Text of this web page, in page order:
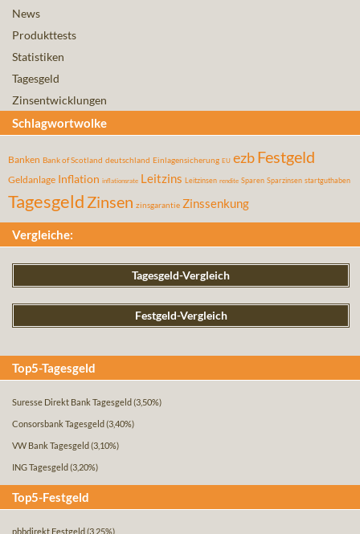
News
Produkttests
Statistiken
Tagesgeld
Zinsentwicklungen
Schlagwortwolke
Banken Bank of Scotland deutschland Einlagensicherung EU ezbFestgeld
Geldanlage Inflation inflationsrate Leitzins Leitzinsen rendite Sparen Sparzinsen startguthaben
Tagesgeld Zinsen zinsgarantie Zinssenkung
Vergleiche:
Tagesgeld-Vergleich
Festgeld-Vergleich
Top5-Tagesgeld
Suresse Direkt Bank Tagesgeld (3,50%)
Consorsbank Tagesgeld (3,40%)
VW Bank Tagesgeld (3,10%)
ING Tagesgeld (3,20%)
Top5-Festgeld
pbbdirekt Festgeld (3,25%)